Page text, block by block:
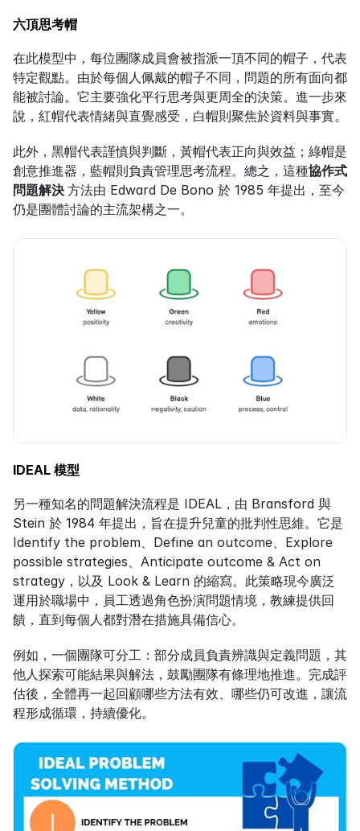
六頂思考帽
在此模型中，每位團隊成員會被指派一頂不同的帽子，代表
特定觀點。由於每個人佩戴的帽子不同，問題的所有面向都
能被討論。它主要強化平行思考與更周全的決策。進一步來
說，紅帽代表情緒與直覺感受，白帽則聚焦於資料與事實。
此外，黑帽代表謹慎與判斷，黃帽代表正向與效益；綠帽是
創意推進器，藍帽則負責管理思考流程。總之，這種協作式
問題解決 方法由 Edward De Bono 於 1985 年提出，至今
仍是團體討論的主流架構之一。
IDEAL 模型
另一種知名的問題解決流程是 IDEAL，由 Bransford 與
Stein 於 1984 年提出，旨在提升兒童的批判性思維。它是
Identify the problem、Define an outcome、Explore
possible strategies、Anticipate outcome & Act on
strategy，以及 Look & Learn 的縮寫。此策略現今廣泛
運用於職場中，員工透過角色扮演問題情境，教練提供回
饋，直到每個人都對潛在措施具備信心。
例如，一個團隊可分工：部分成員負責辨識與定義問題，其
他人探索可能結果與解法，鼓勵團隊有條理地推進。完成評
估後，全體再一起回顧哪些方法有效、哪些仍可改進，讓流
程形成循環，持續優化。